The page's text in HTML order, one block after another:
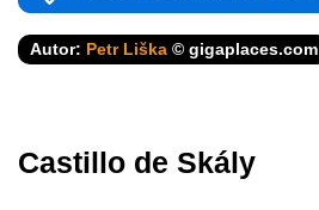
Autor: Petr Liška © gigaplaces.com
Castillo de Skály